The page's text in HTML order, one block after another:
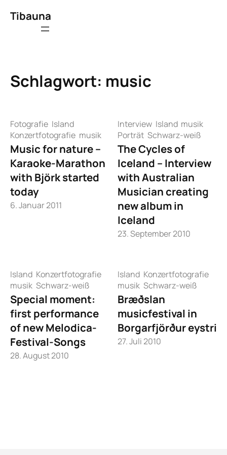
Inhalt
Tibauna
Schlagwort: music
Fotografie Island
Konzertfotografie musik
Music for nature –
Karaoke-Marathon
with Björk started
today
6. Januar 2011
Interview Island musik
Porträt Schwarz-weiß
The Cycles of
Iceland – Interview
with Australian
Musician creating
new album in
Iceland
23. September 2010
Island Konzertfotografie
musik Schwarz-weiß
Special moment:
first performance
of new Melodica-
Festival-Songs
28. August 2010
Island Konzertfotografie
musik Schwarz-weiß
Bræðslan
musicfestival in
Borgarfjörður eystri
27. Juli 2010